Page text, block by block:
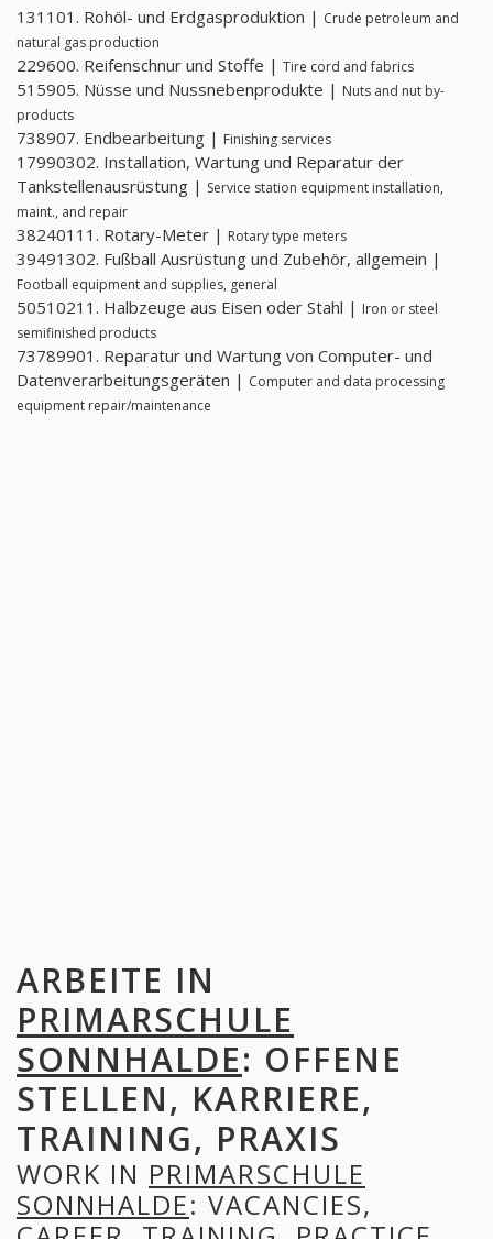
131101. Rohöl- und Erdgasproduktion | Crude petroleum and
natural gas production
229600. Reifenschnur und Stoffe | Tire cord and fabrics
515905. Nüsse und Nussnebenprodukte | Nuts and nut by-
products
738907. Endbearbeitung | Finishing services
17990302. Installation, Wartung und Reparatur der
Tankstellenausrüstung | Service station equipment installation,
maint., and repair
38240111. Rotary-Meter | Rotary type meters
39491302. Fußball Ausrüstung und Zubehör, allgemein |
Football equipment and supplies, general
50510211. Halbzeuge aus Eisen oder Stahl | Iron or steel
semifinished products
73789901. Reparatur und Wartung von Computer- und
Datenverarbeitungsgeräten | Computer and data processing
equipment repair/maintenance
ARBEITE IN
PRIMARSCHULE
SONNHALDE: OFFENE
STELLEN, KARRIERE,
TRAINING, PRAXIS
WORK IN PRIMARSCHULE
SONNHALDE: VACANCIES,